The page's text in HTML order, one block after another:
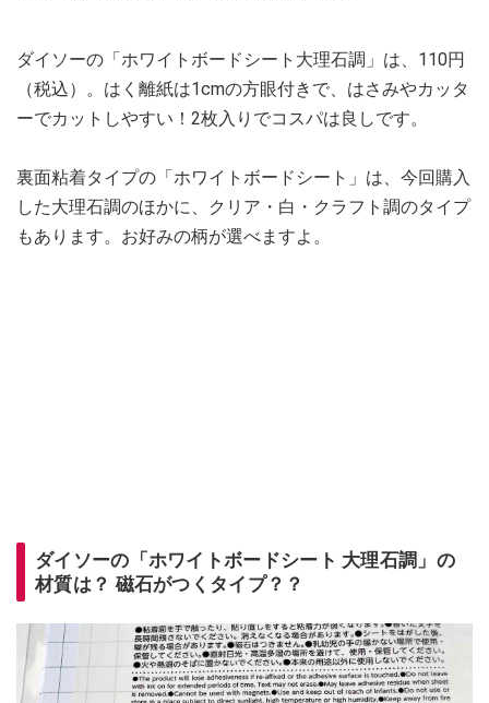
ダイソーの「ホワイトボードシート大理石調」は、110円
（税込）。はく離紙は1cmの方眼付きで、はさみやカッタ
ーでカットしやすい！2枚入りでコスパは良しです。
裏面粘着タイプの「ホワイトボードシート」は、今回購入
した大理石調のほかに、クリア・白・クラフト調のタイプ
もあります。お好みの柄が選べますよ。
ダイソーの「ホワイトボードシート 大理石調」の
材質は？ 磁石がつくタイプ？？